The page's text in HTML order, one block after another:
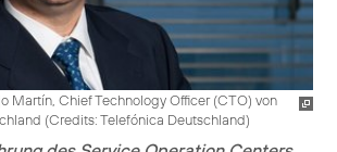
Martín, Chief Technology Officer (CTO) von
(Credits: Telefónica Deutschland)